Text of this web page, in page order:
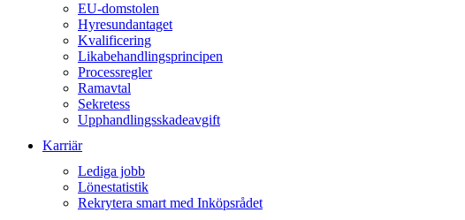
EU-domstolen
Hyresundantaget
Kvalificering
Likabehandlingsprincipen
Processregler
Ramavtal
Sekretess
Upphandlingsskadeavgift
Karriär
Lediga jobb
Lönestatistik
Rekrytera smart med Inköpsrådet